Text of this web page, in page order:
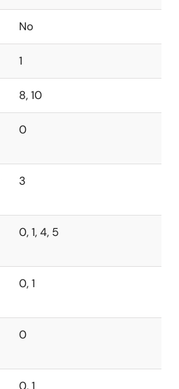
No
1
8, 10
0
3
0, 1, 4, 5
0, 1
0
0, 1